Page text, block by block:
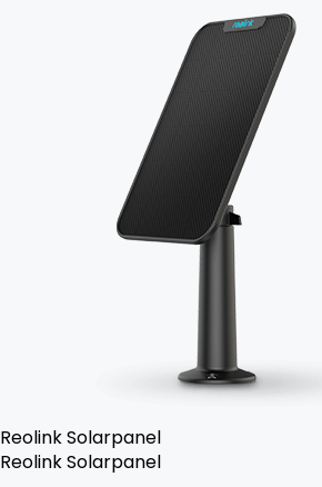
Reolink Solarpanel
Reolink Solarpanel